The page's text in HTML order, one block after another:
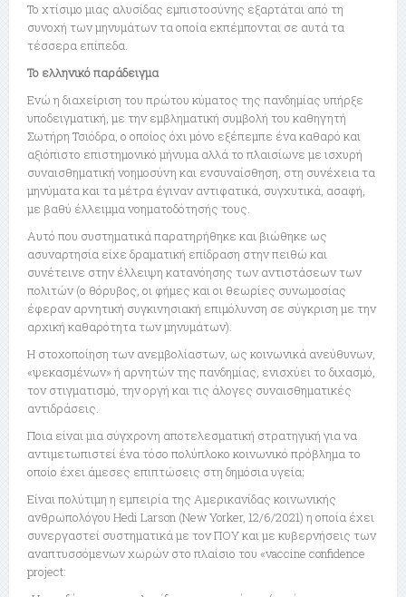
Το χτίσιμο μιας αλυσίδας εμπιστοσύνης εξαρτάται από τη
συνοχή των μηνυμάτων τα οποία εκπέμπονται σε αυτά τα
τέσσερα επίπεδα.
Το ελληνικό παράδειγμα
Ενώ η διαχείριση του πρώτου κύματος της πανδημίας υπήρξε
υποδειγματική, με την εμβληματική συμβολή του καθηγητή
Σωτήρη Τσιόδρα, ο οποίος όχι μόνο εξέπεμπε ένα καθαρό και
αξιόπιστο επιστημονικό μήνυμα αλλά το πλαισίωνε με ισχυρή
συναισθηματική νοημοσύνη και ενσυναίσθηση, στη συνέχεια τα
μηνύματα και τα μέτρα έγιναν αντιφατικά, συγχυτικά, ασαφή,
με βαθύ έλλειμμα νοηματοδότησής τους.
Αυτό που συστηματικά παρατηρήθηκε και βιώθηκε ως
ασυναρτησία είχε δραματική επίδραση στην πειθώ και
συνέτεινε στην έλλειψη κατανόησης των αντιστάσεων των
πολιτών (ο θόρυβος, οι φήμες και οι θεωρίες συνωμοσίας
έφεραν αρνητική συγκινησιακή επιμόλυνση σε σύγκριση με την
αρχική καθαρότητα των μηνυμάτων).
Η στοχοποίηση των ανεμβολίαστων, ως κοινωνικά ανεύθυνων,
«ψεκασμένων» ή αρνητών της πανδημίας, ενισχύει το διχασμό,
τον στιγματισμό, την οργή και τις άλογες συναισθηματικές
αντιδράσεις.
Ποια είναι μια σύγχρονη αποτελεσματική στρατηγική για να
αντιμετωπιστεί ένα τόσο πολύπλοκο κοινωνικό πρόβλημα το
οποίο έχει άμεσες επιπτώσεις στη δημόσια υγεία;
Είναι πολύτιμη η εμπειρία της Αμερικανίδας κοινωνικής
ανθρωπολόγου Hedi Larson (New Yorker, 12/6/2021) η οποία έχει
συνεργαστεί συστηματικά με τον ΠΟΥ και με κυβερνήσεις των
αναπτυσσόμενων χωρών στο πλαίσιο του «vaccine confidence
project: